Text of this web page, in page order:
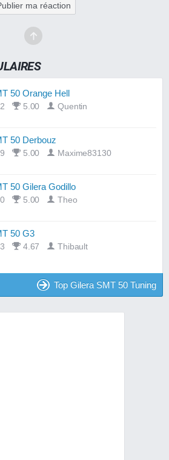
ma réaction
50 Orange Hell
5.00 Quentin
50 Derbouz
5.00 Maxime83130
50 Gilera Godillo
5.00 Theo
50 G3
4.67 Thibault
Top Gilera SMT 50 Tuning